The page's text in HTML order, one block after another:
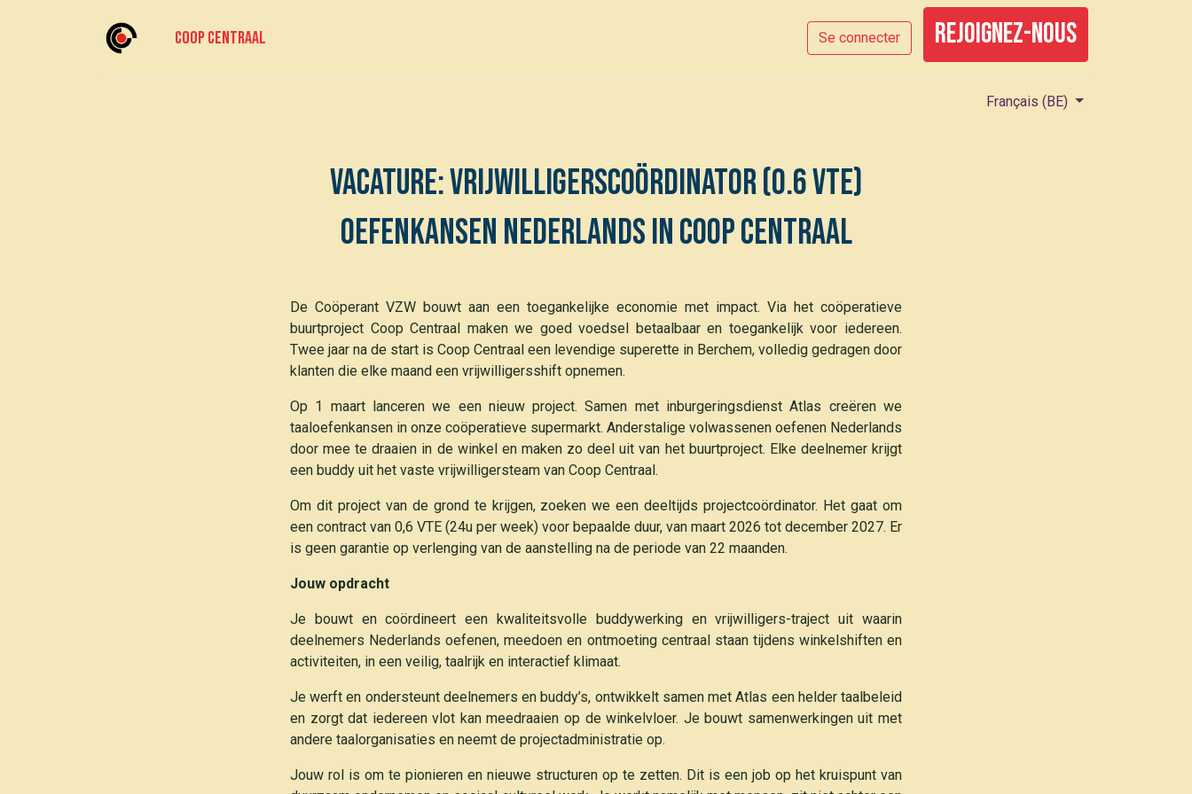
Coop centraal Se connecter rejoignez-nous
Français (BE)
vacature: vRIJWILLIGERSCOÖRDINATOR (0.6 vte)
Oefenkansen Nederlands in Coop Centraal
De Coöperant VZW bouwt aan een toegankelijke economie met impact. Via het coöperatieve
buurtproject Coop Centraal maken we goed voedsel betaalbaar en toegankelijk voor iedereen.
Twee jaar na de start is Coop Centraal een levendige superette in Berchem, volledig gedragen door
klanten die elke maand een vrijwilligersshift opnemen.
Op 1 maart lanceren we een nieuw project. Samen met inburgeringsdienst Atlas creëren we
taaloefenkansen in onze coöperatieve supermarkt. Anderstalige volwassenen oefenen Nederlands
door mee te draaien in de winkel en maken zo deel uit van het buurtproject. Elke deelnemer krijgt
een buddy uit het vaste vrijwilligersteam van Coop Centraal.
Om dit project van de grond te krijgen, zoeken we een deeltijds projectcoördinator. Het gaat om
een contract van 0,6 VTE (24u per week) voor bepaalde duur, van maart 2026 tot december 2027. Er
is geen garantie op verlenging van de aanstelling na de periode van 22 maanden.
Jouw opdracht
Je bouwt en coördineert een kwaliteitsvolle buddywerking en vrijwilligers-traject uit waarin
deelnemers Nederlands oefenen, meedoen en ontmoeting centraal staan tijdens winkelshiften en
activiteiten, in een veilig, taalrijk en interactief klimaat.
Je werft en ondersteunt deelnemers en buddy’s, ontwikkelt samen met Atlas een helder taalbeleid
en zorgt dat iedereen vlot kan meedraaien op de winkelvloer. Je bouwt samenwerkingen uit met
andere taalorganisaties en neemt de projectadministratie op.
Jouw rol is om te pionieren en nieuwe structuren op te zetten. Dit is een job op het kruispunt van